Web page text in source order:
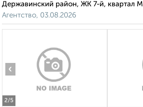
Державинский район, ЖК 7-й, квартал
Агентство, 03.08.2026
2/5
‹